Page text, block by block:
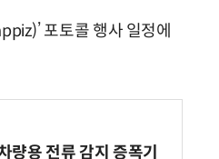
포토콜 행사 일정에
용 전류 감지 증폭기